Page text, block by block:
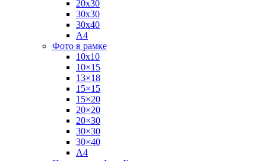
20х30
30х30
30х40
А4
Фото в рамке
10х10
10×15
13×18
15×15
15×20
20×20
20×30
30×30
30×40
A4